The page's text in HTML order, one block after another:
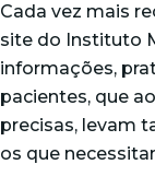
Cada vez mais
site do Instituto
informações,
pacientes, que
precisas, levam
os que